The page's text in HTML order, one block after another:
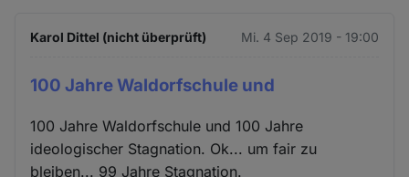
Karol Dittel (nicht überprüft) Mi. 4 Sep 2019 - 19:00
100 Jahre Waldorfschule und
100 Jahre Waldorfschule und 100 Jahre
ideologischer Stagnation. Ok... um fair zu
bleiben... 99 Jahre Stagnation.